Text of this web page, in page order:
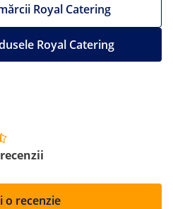
Royal Catering
Royal Catering
o recenzie